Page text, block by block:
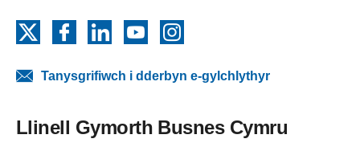
FacebookLinkedInYouTube
Tanysgrifiwch i dderbyn e-gylchlythyr
Llinell Gymorth Busnes Cymru